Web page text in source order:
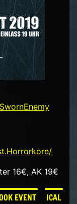
16€, AK 19€
EVENT ICAL